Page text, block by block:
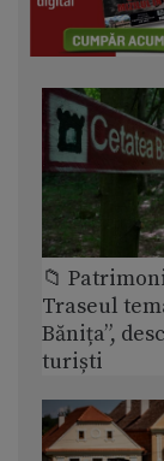
📁
Traseul
Bănița”,
turiști